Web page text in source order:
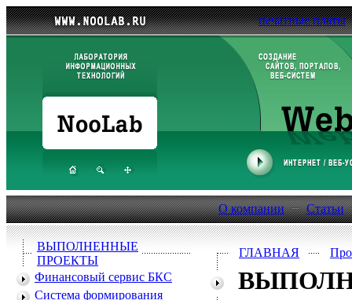
печатные платы
О компании Статьи
ВЫПОЛНЕННЫЕ
ПРОЕКТЫ
Финансовый сервис БКС
Система формирования
ГЛАВНАЯ